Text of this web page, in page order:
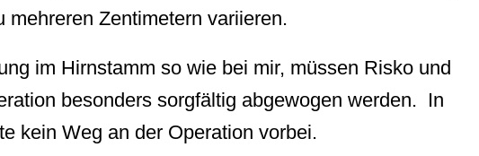
mehreren Zentimetern variieren.
im Hirnstamm so wie bei mir, müssen Risko und
besonders sorgfältig abgewogen werden. In
kein Weg an der Operation vorbei.